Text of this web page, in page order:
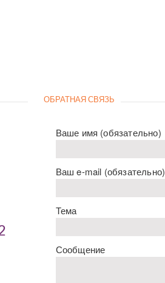
ОБРАТНАЯ СВЯЗЬ
Ваше имя (обязательно)
Ваш e-mail (обязательно)
Тема
Сообщение